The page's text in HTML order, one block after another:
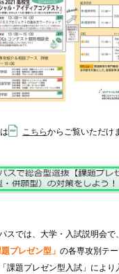
こちらからご覧いただけ
スでは、大学・入試説明会で
プレゼン型」 の各専攻別テ
課題プレゼン型入試」により